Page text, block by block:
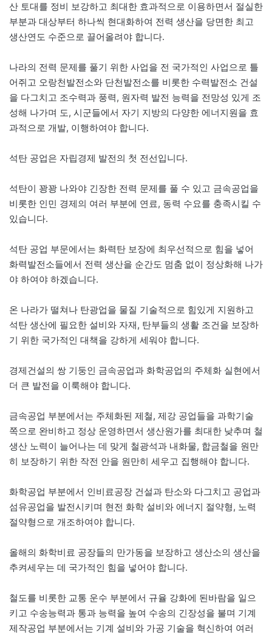
산 토대를 정비 보강하고 최대한 효과적으로 이용하면서 절실한
부분과 대상부터 하나씩 현대화하여 전력 생산을 당면한 최고
생산연도 수준으로 끌어올려야 합니다.
나라의 전력 문제를 풀기 위한 사업을 전 국가적인 사업으로 틀
어쥐고 오랑천발전소와 단천발전소를 비롯한 수력발전소 건설
을 다그치고 조수력과 풍력, 원자력 발전 능력을 전망성 있게 조
성해 나가며 도, 시군들에서 자기 지방의 다양한 에너지원을 효
과적으로 개발, 이행하여야 합니다.
석탄 공업은 자립경제 발전의 첫 전선입니다.
석탄이 꽝꽝 나와야 긴장한 전력 문제를 풀 수 있고 금속공업을
비롯한 인민 경제의 여러 부분에 연료, 동력 수요를 충족시킬 수
있습니다.
석탄 공업 부문에서는 화력탄 보장에 최우선적으로 힘을 넣어
화력발전소들에서 전력 생산을 순간도 멈춤 없이 정상화해 나가
야 하여야 하겠습니다.
온 나라가 떨쳐나 탄광업을 물질 기술적으로 힘있게 지원하고
석탄 생산에 필요한 설비와 자재, 탄부들의 생활 조건을 보장하
기 위한 국가적인 대책을 강하게 세워야 합니다.
경제건설의 쌍 기둥인 금속공업과 화학공업의 주체화 실현에서
더 큰 발전을 이룩해야 합니다.
금속공업 부분에서는 주체화된 제철, 제강 공업들을 과학기술
쪽으로 완비하고 정상 운영하면서 생산원가를 최대한 낮추며 철
생산 노력이 늘어나는 데 맞게 철광석과 내화물, 합금철을 원만
히 보장하기 위한 작전 안을 원만히 세우고 집행해야 합니다.
화학공업 부분에서 인비료공장 건설과 탄소와 다그치고 공업과
섬유공업을 발전시키며 현전 화학 설비와 에너지 절약형, 노력
절약형으로 개조하여야 합니다.
올해의 화학비료 공장들의 만가동을 보장하고 생산소의 생산을
추켜세우는 데 국가적인 힘을 넣어야 합니다.
철도를 비롯한 교통 운수 부분에서 규율 강화에 된바람을 일으
키고 수송능력과 통과 능력을 높여 수송의 긴장성을 불며 기계
제작공업 부분에서는 기계 설비와 가공 기술을 혁신하여 여러